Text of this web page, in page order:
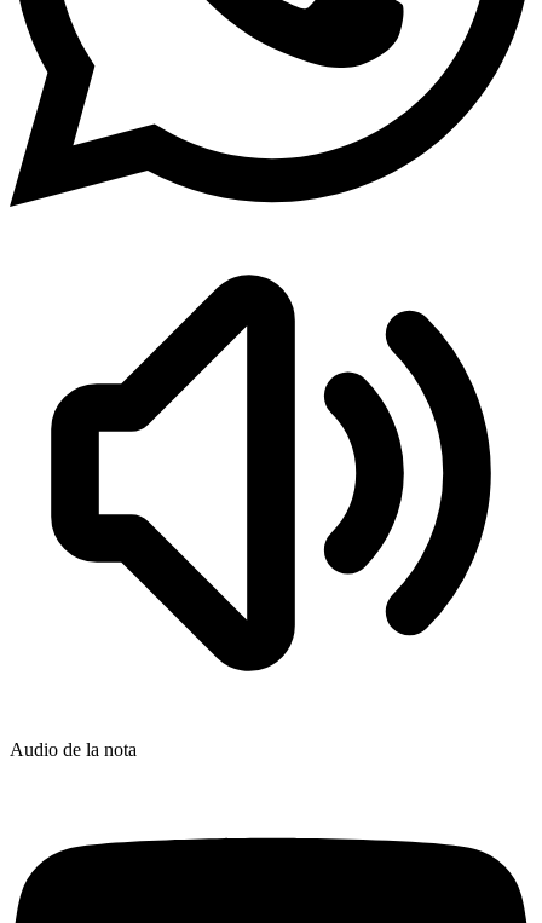
Audio de la nota